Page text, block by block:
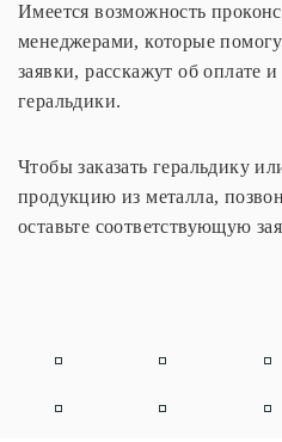
Имеется возможность
менеджерами, которые
заявки, расскажут об оплате
геральдики.
Чтобы заказать геральдику
продукцию из металла,
оставьте соответствующую